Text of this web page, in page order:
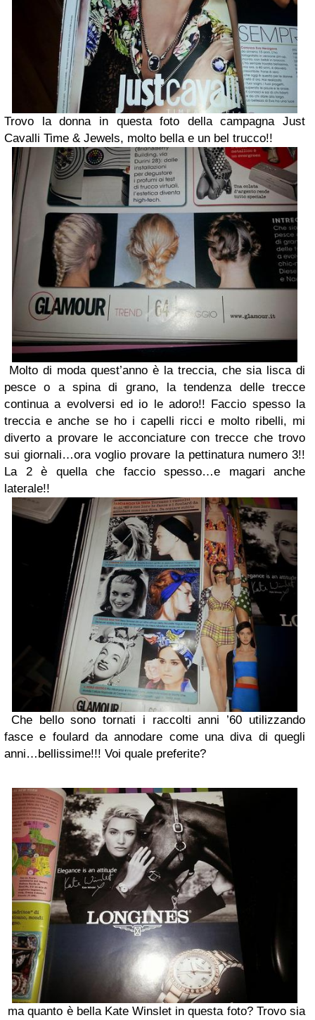
Trovo la donna in questa foto della campagna Just
Cavalli Time & Jewels, molto bella e un bel trucco!!
Molto di moda quest’anno è la treccia, che sia lisca di
pesce o a spina di grano, la tendenza delle trecce
continua a evolversi ed io le adoro!! Faccio spesso la
treccia e anche se ho i capelli ricci e molto ribelli, mi
diverto a provare le acconciature con trecce che trovo
sui giornali…ora voglio provare la pettinatura numero 3!!
La 2 è quella che faccio spesso…e magari anche
laterale!!
Che bello sono tornati i raccolti anni ’60 utilizzando
fasce e foulard da annodare come una diva di quegli
anni…bellissime!!! Voi quale preferite?
ma quanto è bella Kate Winslet in questa foto? Trovo sia